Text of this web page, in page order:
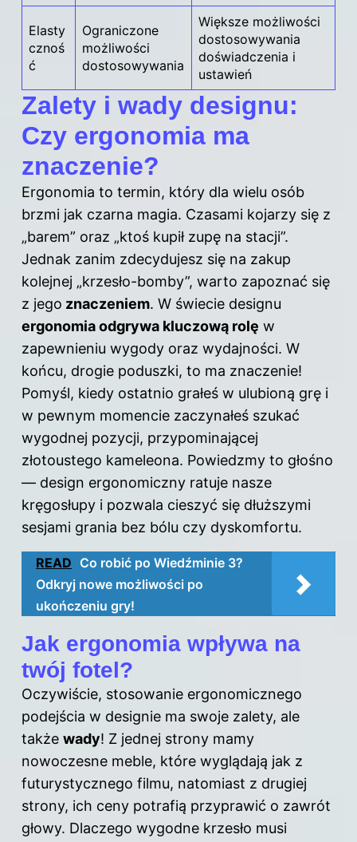
Elasty
cznoś
ć
Ograniczone
możliwości
dostosowywania
Większe możliwości
dostosowywania
doświadczenia i
ustawień
Zalety i wady designu:
Czy ergonomia ma
znaczenie?
Ergonomia to termin, który dla wielu osób
brzmi jak czarna magia. Czasami kojarzy się z
„barem” oraz „ktoś kupił zupę na stacji”.
Jednak zanim zdecydujesz się na zakup
kolejnej „krzesło-bomby”, warto zapoznać się
z jego znaczeniem. W świecie designu
ergonomia odgrywa kluczową rolę w
zapewnieniu wygody oraz wydajności. W
końcu, drogie poduszki, to ma znaczenie!
Pomyśl, kiedy ostatnio grałeś w ulubioną grę i
w pewnym momencie zaczynałeś szukać
wygodnej pozycji, przypominającej
złotoustego kameleona. Powiedzmy to głośno
— design ergonomiczny ratuje nasze
kręgosłupy i pozwala cieszyć się dłuższymi
sesjami grania bez bólu czy dyskomfortu.
READ Co robić po Wiedźminie 3?
Odkryj nowe możliwości po
ukończeniu gry!
Jak ergonomia wpływa na
twój fotel?
Oczywiście, stosowanie ergonomicznego
podejścia w designie ma swoje zalety, ale
także wady! Z jednej strony mamy
nowoczesne meble, które wyglądają jak z
futurystycznego filmu, natomiast z drugiej
strony, ich ceny potrafią przyprawić o zawrót
głowy. Dlaczego wygodne krzesło musi